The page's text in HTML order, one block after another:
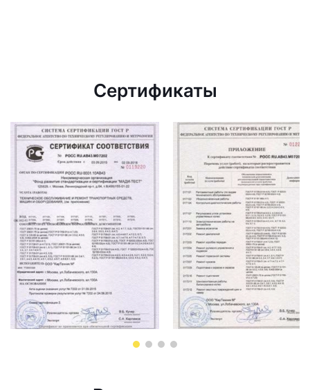
Сертификаты